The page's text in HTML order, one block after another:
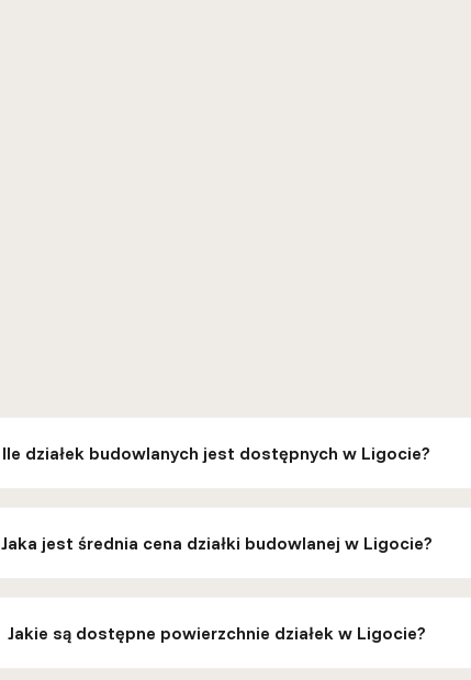
Ile działek budowlanych jest dostępnych w Ligocie?
Jaka jest średnia cena działki budowlanej w Ligocie?
Jakie są dostępne powierzchnie działek w Ligocie?